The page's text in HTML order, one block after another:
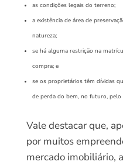
as condições legais do terreno;
a existência de área de
natureza;
se há alguma restrição na
compra; e
se os proprietários têm dívidas
de perda do bem, no futuro,
Vale destacar que,
por muitos
mercado imobiliário, a